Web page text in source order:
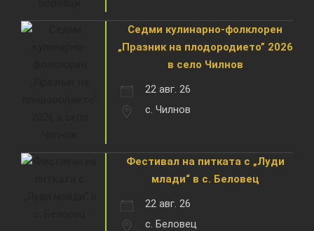
Седми кулинарно-фолклорен
„Празник на плодородието” 2026
в село Чилнов
22 авг. 26
с. Чилнов
Фестивал на питката с „Луди
млади“ в с. Беловец
22 авг. 26
с. Беловец